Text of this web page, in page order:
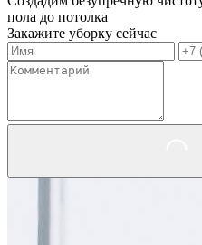
пола до потолка
Закажите уборку сейчас